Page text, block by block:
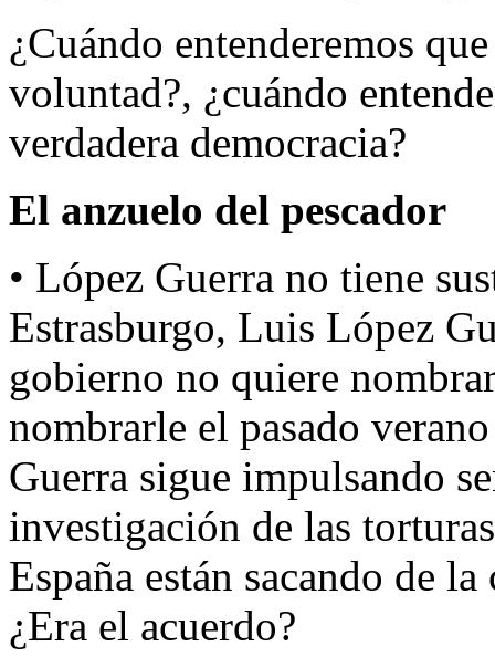
¿Cuándo entenderemos
voluntad?, ¿cuándo
verdadera democracia?
El anzuelo del pescador
• López Guerra no tiene
Estrasburgo, Luis López
gobierno no quiere
nombrarle el pasado
Guerra sigue impulsando
investigación de las
España están sacando de
¿Era el acuerdo?